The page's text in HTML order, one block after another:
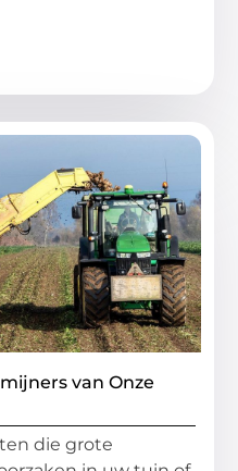
van Onze
die grote